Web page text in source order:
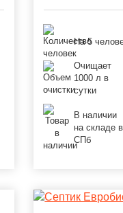
На 5
Очищает
1000 л в
сутки
В наличии
на складе в
СПб